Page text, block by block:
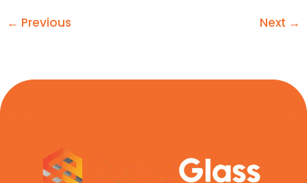
← Previous Next →